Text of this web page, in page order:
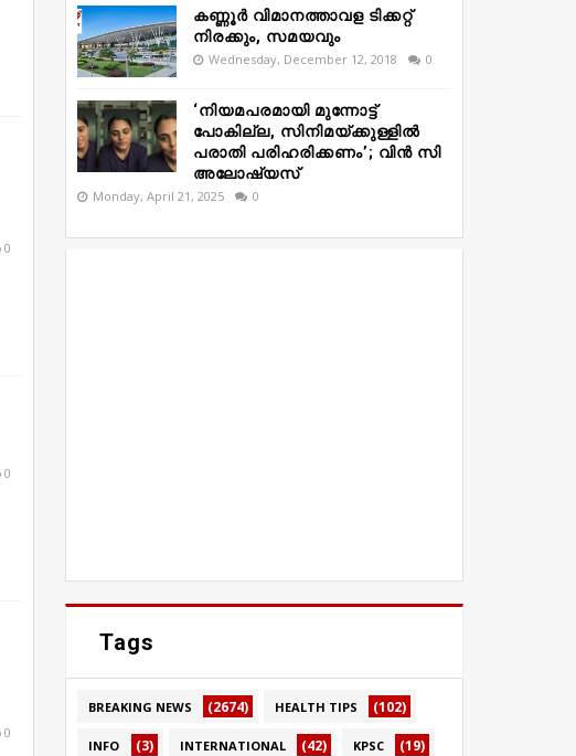
0
0
0
കണ്ണൂർ വിമാനത്താവള ടിക്കറ്റ്
നിരക്കും, സമയവും
Wednesday, December 12, 2018 0
‘നിയമപരമായി മുന്നോട്ട്
പോകില്ല, സിനിമയ്ക്കുള്ളിൽ
പരാതി പരിഹരിക്കണം’; വിൻ സി
അലോഷ്യസ്
Monday, April 21, 2025 0
Tags
BREAKING NEWS (2674) HEALTH TIPS (102)
INFO (3) INTERNATIONAL (42) KPSC (19)